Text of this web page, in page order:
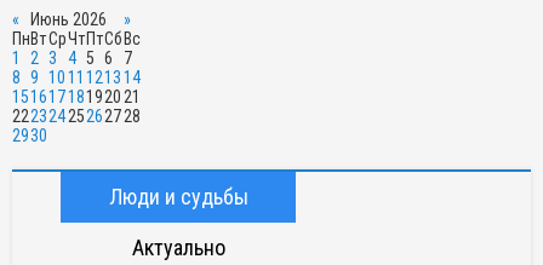
« Июнь 2026
»
ПнВтСрЧтПтСбВс
1
2 3 4 5 6
7
8 9 1011 121314
151617181920 21
22232425262728
2930
Люди и судьбы
Актуально